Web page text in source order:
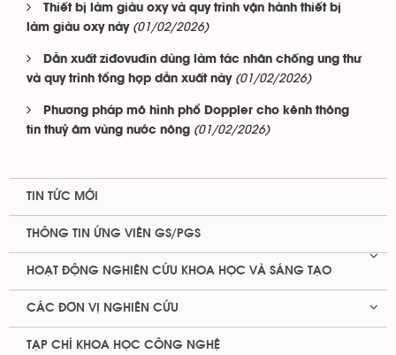
Thiết bị làm giàu oxy và quy trình vận hành thiết bị
làm giàu oxy này (01/02/2026)
Dẫn xuất ziđovuđin dùng làm tác nhân chống ung thư
và quy trình tổng hợp dẫn xuất này (01/02/2026)
Phương pháp mô hình phổ Doppler cho kênh thông
tin thuỷ âm vùng nước nông (01/02/2026)
TIN TỨC MỚI
THÔNG TIN ỨNG VIÊN GS/PGS
HOẠT ĐỘNG NGHIÊN CỨU KHOA HỌC VÀ SÁNG TẠO
CÁC ĐƠN VỊ NGHIÊN CỨU
TẠP CHÍ KHOA HỌC CÔNG NGHỆ